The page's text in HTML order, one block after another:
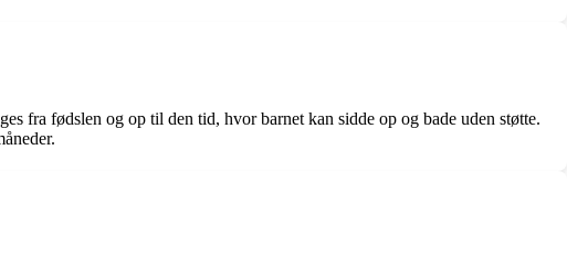
fra fødslen og op til den tid, hvor barnet kan sidde op og bade uden støtte.